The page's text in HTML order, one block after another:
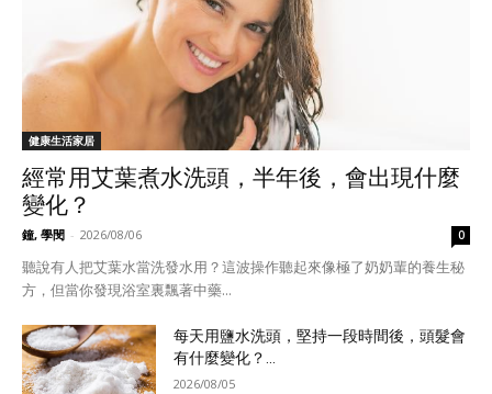
健康生活家居
經常用艾葉煮水洗頭，半年後，會出現什麼
變化？
鐘, 學閔 - 2026/08/06 0
聽說有人把艾葉水當洗發水用？這波操作聽起來像極了奶奶輩的養生秘
方，但當你發現浴室裏飄著中藥...
每天用鹽水洗頭，堅持一段時間後，頭髮會
有什麼變化？...
2026/08/05